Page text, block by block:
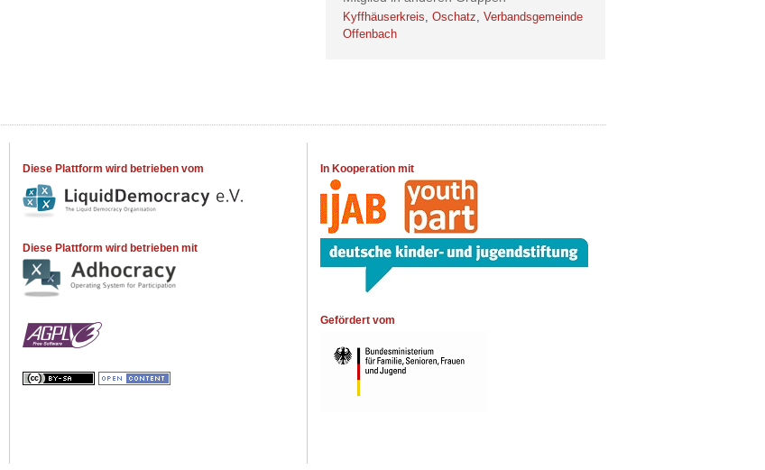
Kyffhäuserkreis ,Oschatz ,Verbandsgemeinde
Offenbach
Diese Plattform wird betrieben vom
Diese Plattform wird betrieben mit
In Kooperation mit
Gefördert vom